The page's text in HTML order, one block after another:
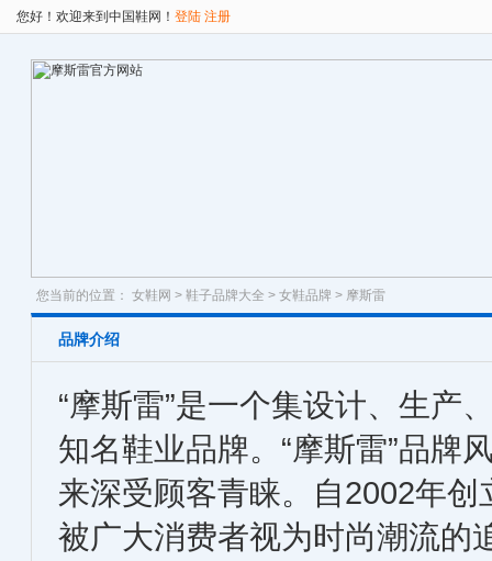
您好！欢迎来到中国鞋网！ 登陆 注册
您当前的位置： 女鞋网 > 鞋子品牌大全 > 女鞋品牌 > 摩斯雷
品牌介绍
“摩斯雷”是一个集设计、生产
知名鞋业品牌。“摩斯雷”品牌
来深受顾客青睐。自2002年创
被广大消费者视为时尚潮流的